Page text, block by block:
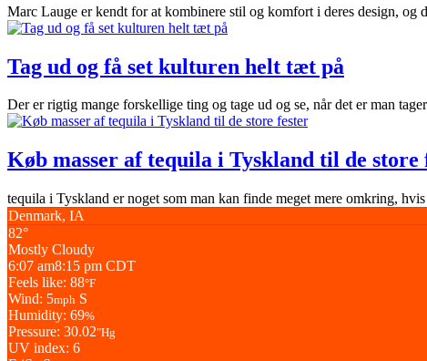
Marc Lauge er kendt for at kombinere stil og komfort i deres design,
Tag ud og få set kulturen helt tæt på
Der er rigtig mange forskellige ting og tage ud og se, når det er man
Køb masser af tequila i Tyskland til de store
tequila i Tyskland er noget som man kan finde meget mere omkring,
Denmark, IA
82°
Mostly Cloudy
6:07 am8:15 pm CDT
Feels like: 88°F
Wind: 5mph S
Humidity: 69%
Pressure: 30.02"Hg
UV index: 6